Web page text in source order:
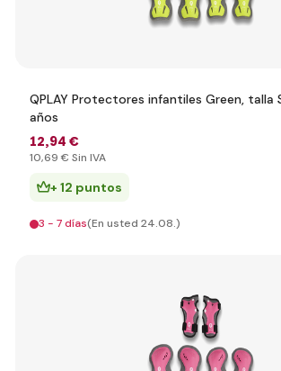
QPLAY Protectores infantiles Green, talla
años
12,94 €
10,69 € Sin IVA
+ 12 puntos
3 - 7 días(En usted 24.08.)